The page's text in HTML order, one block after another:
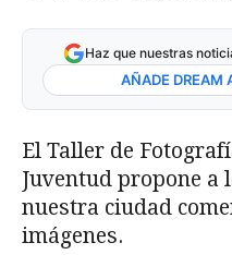
Haz que nuestras
AÑADE DREAM
El Taller de
Juventud propone a
nuestra ciudad
imágenes.